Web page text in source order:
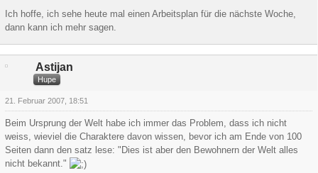
Ich hoffe, ich sehe heute mal einen Arbeitsplan für die nächste Woche,
dann kann ich mehr sagen.
Astijan
Hupe
21. Februar 2007, 18:51
Beim Ursprung der Welt habe ich immer das Problem, dass ich nicht
weiss, wieviel die Charaktere davon wissen, bevor ich am Ende von 100
Seiten dann den satz lese: "Dies ist aber den Bewohnern der Welt alles
nicht bekannt."